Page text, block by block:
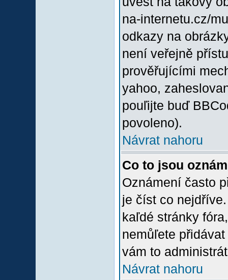
na-internetu.cz/
odkazy na
není veřejně
prověřujícími
yahoo,
pouľijte buď
povoleno).
Návrat nahoru
Co to jsou
Oznámení často
je číst co
kaľdé stránky
nemůľete
vám to
Návrat nahoru